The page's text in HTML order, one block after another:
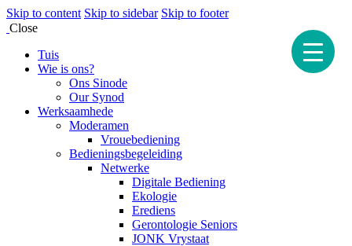
Skip to content Skip to sidebar Skip to footer
Close
Tuis
Wie is ons?
Ons Sinode
Our Synod
Werksaamhede
Moderamen
Vrouebediening
Bedieningsbegeleiding
Netwerke
Digitale Bediening
Ekologie
Erediens
Gerontologie Seniors
JONK Vrystaat